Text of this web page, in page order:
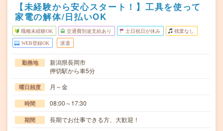
【未経験から安心スタート！】工具を使って
家電の解体/日払いOK
職種未経験OK 交通費別途支給あり 土日祝日が休み 残業なし
WEB登録OK 派遣
勤務地
新潟県長岡市
押切駅から車5分
曜日頻度 月～金
時間 08:00～17:30
期間 長期でお仕事できる方、大歓迎！